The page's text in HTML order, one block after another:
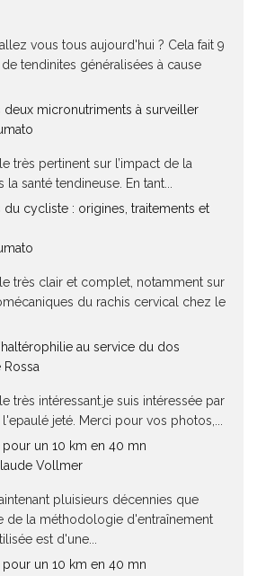
vous tous aujourd'hui ? Cela fait 9
tendinites généralisées à cause
deux micronutriments à surveiller
très pertinent sur l’impact de la
santé tendineuse. En tant...
du cycliste : origines, traitements et
très clair et complet, notamment sur
du rachis cervical chez le
au service du dos
très intéressant.je suis intéressée par
jeté. Merci pour vos photos,...
pour un 10 km en 40 mn
Vollmer
pluisieurs décennies que
de la méthodologie d'entraînement
est d'une...
pour un 10 km en 40 mn